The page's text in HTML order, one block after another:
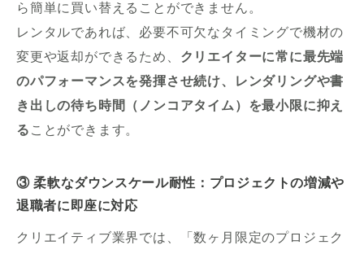
ら簡単に買い替えることができません。
レンタルであれば、必要不可欠なタイミングで機材の
変更や返却ができるため、 クリエイターに常に最先端
のパフォーマンスを発揮させ続け、レンダリングや書
き出しの待ち時間（ノンコアタイム）を最小限に抑え
る ことができます。
③ 柔軟なダウンスケール耐性：プロジェクトの増減や
退職者に即座に対応
クリエイティブ業界では、「数ヶ月限定のプロジェク